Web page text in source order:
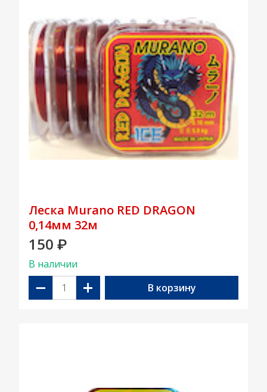
Леска Murano RED DRAGON
0,14мм 32м
150 ₽
В наличии
− + В корзину